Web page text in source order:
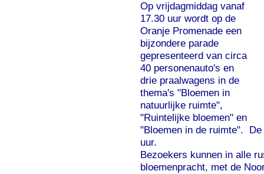
Op vrijdagmiddag vanaf
17.30 uur wordt op de
Oranje Promenade een
bijzondere parade
gepresenteerd van circa
40 personenauto's en
drie praalwagens in de
thema's "Bloemen in
natuurlijke ruimte",
"Ruintelijke bloemen" en
"Bloemen in de ruimte".
uur.
Bezoekers kunnen in alle
bloemenpracht, met de